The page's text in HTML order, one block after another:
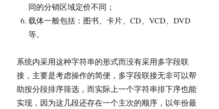
同的分销区域定价不同；
载体一般包括：图书、卡片、CD、VCD、DVD
等。
系统内采用这种字符串的形式而没有采用多字段联
接，主要是考虑操作的简便，多字段联接无非可以帮
助按分段排序筛选，而实际上一个字符串排下序也能
实现，因为这几段还存在一个主次的顺序，以年份最